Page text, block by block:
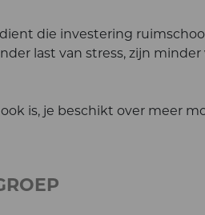
die investering
last van stress, zijn minder
is, je beschikt over meer